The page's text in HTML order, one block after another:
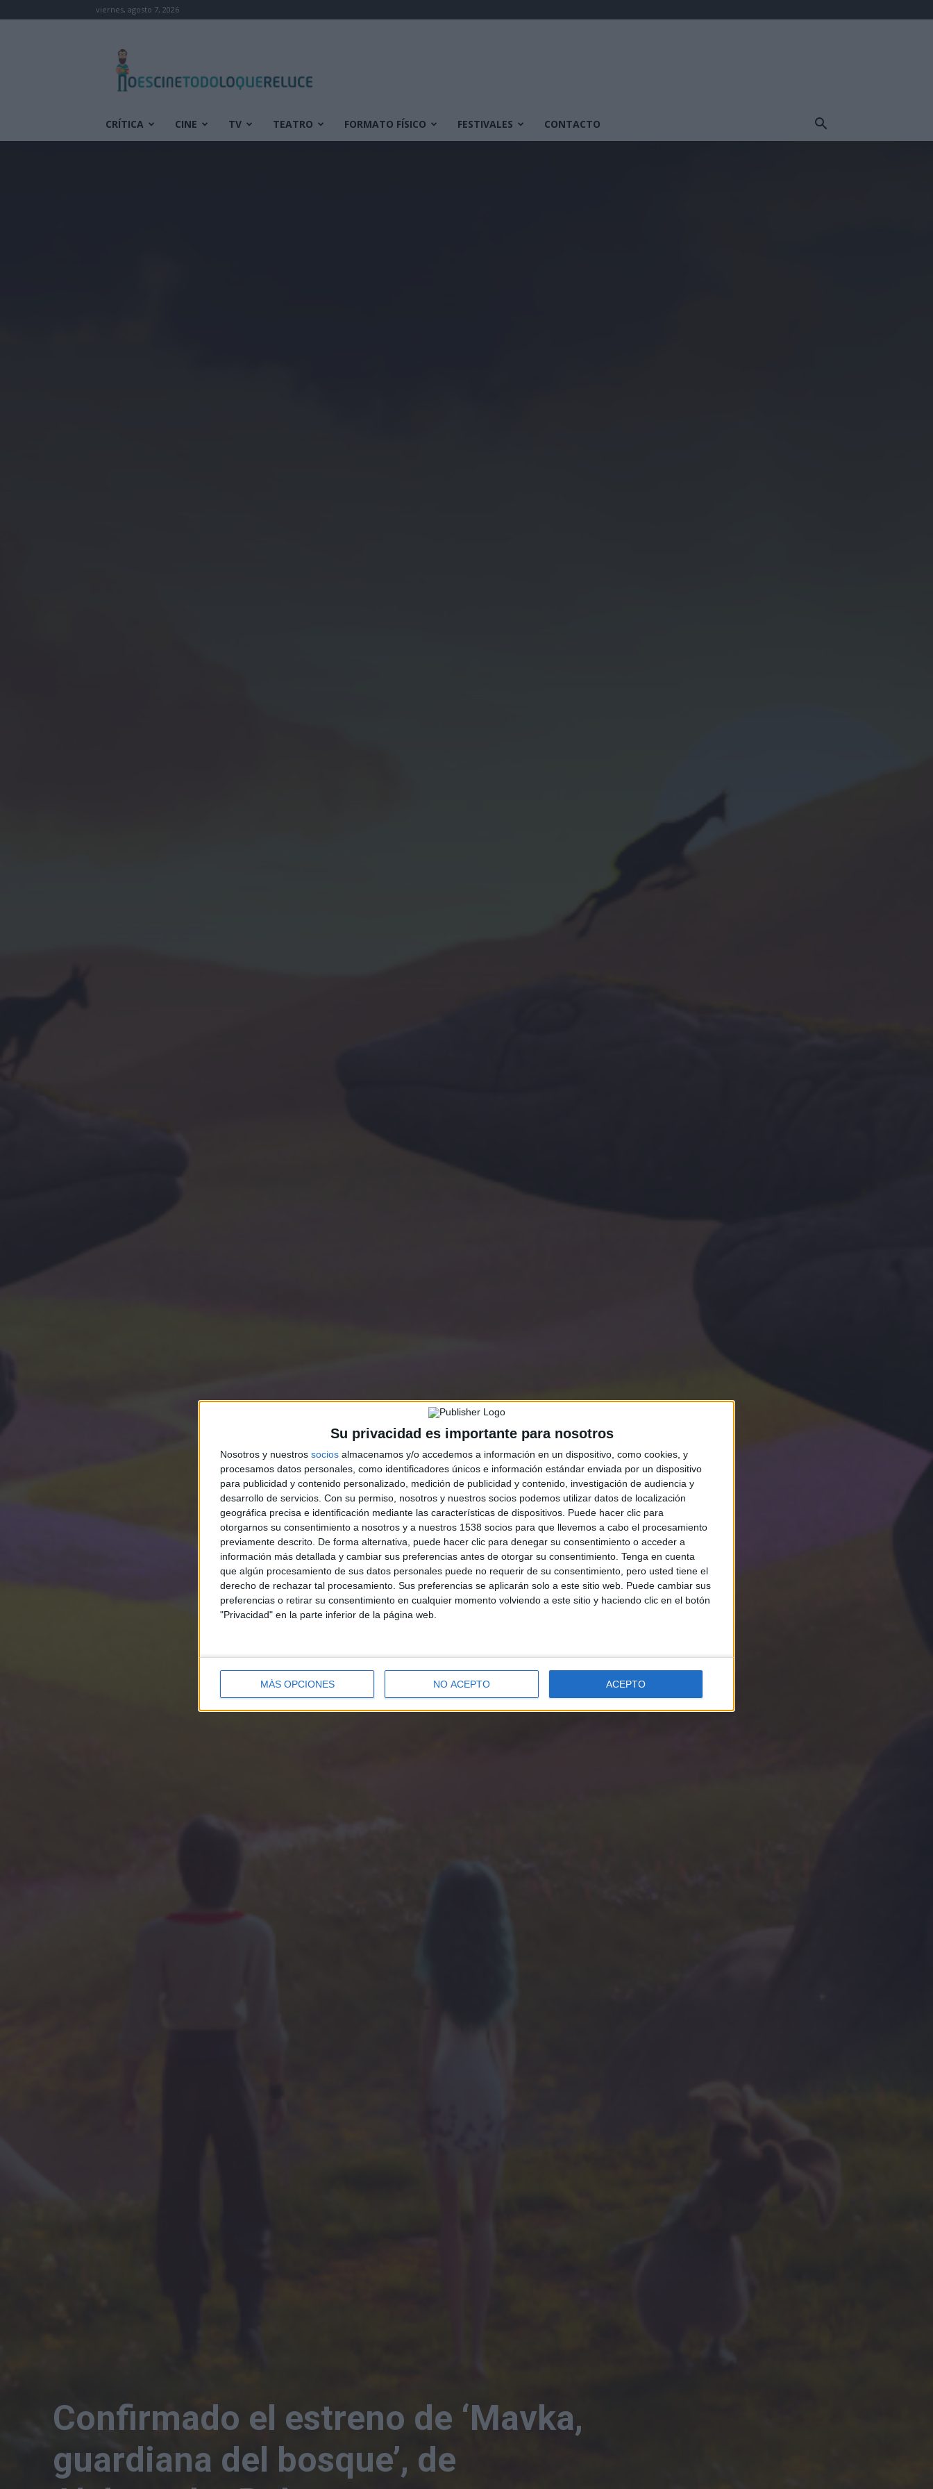
Su privacidad es importante para nosotros
Nosotros y nuestros socios almacenamos y/o accedemos a información en un dispositivo, como cookies, y
procesamos datos personales, como identificadores únicos e información estándar enviada por un dispositivo
para publicidad y contenido personalizado, medición de publicidad y contenido, investigación de audiencia y
desarrollo de servicios. Con su permiso, nosotros y nuestros socios podemos utilizar datos de localización
geográfica precisa e identificación mediante las características de dispositivos. Puede hacer clic para
otorgarnos su consentimiento a nosotros y a nuestros 1538 socios para que llevemos a cabo el procesamiento
previamente descrito. De forma alternativa, puede hacer clic para denegar su consentimiento o acceder a
información más detallada y cambiar sus preferencias antes de otorgar su consentimiento. Tenga en cuenta
que algún procesamiento de sus datos personales puede no requerir de su consentimiento, pero usted tiene el
derecho de rechazar tal procesamiento. Sus preferencias se aplicarán solo a este sitio web. Puede cambiar sus
preferencias o retirar su consentimiento en cualquier momento volviendo a este sitio y haciendo clic en el botón
"Privacidad" en la parte inferior de la página web.
MÁS OPCIONES NO ACEPTO ACEPTO
viernes, agosto 7, 2026
cine
todo
que
CRÍTICA CINE TV TEATRO FORMATO FÍSICO FESTIVALES CONTACTO
Confirmado el estreno de ‘Mavka,
guardiana del bosque’, de